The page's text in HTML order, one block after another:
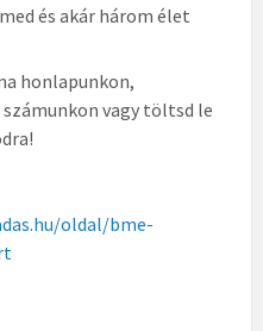
és akár három élet
honlapunkon,
vagy töltsd le
oldal/bme-